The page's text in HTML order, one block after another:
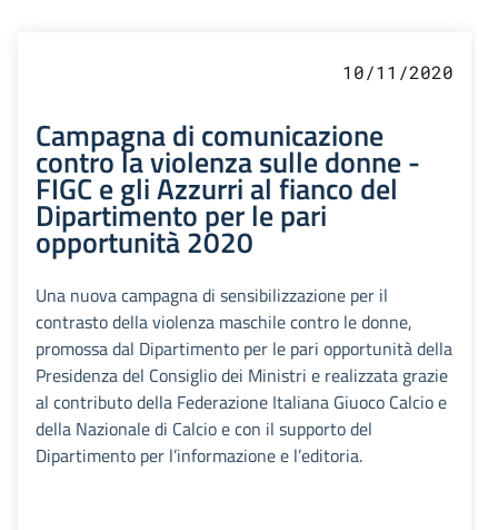
10/11/2020
Campagna di comunicazione
contro la violenza sulle donne -
FIGC e gli Azzurri al fianco del
Dipartimento per le pari
opportunità 2020
Una nuova campagna di sensibilizzazione per il
contrasto della violenza maschile contro le donne,
promossa dal Dipartimento per le pari opportunità della
Presidenza del Consiglio dei Ministri e realizzata grazie
al contributo della Federazione Italiana Giuoco Calcio e
della Nazionale di Calcio e con il supporto del
Dipartimento per l’informazione e l’editoria.